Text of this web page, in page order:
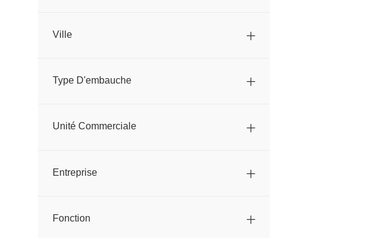
Ville
Type D'embauche
Unité Commerciale
Entreprise
Fonction